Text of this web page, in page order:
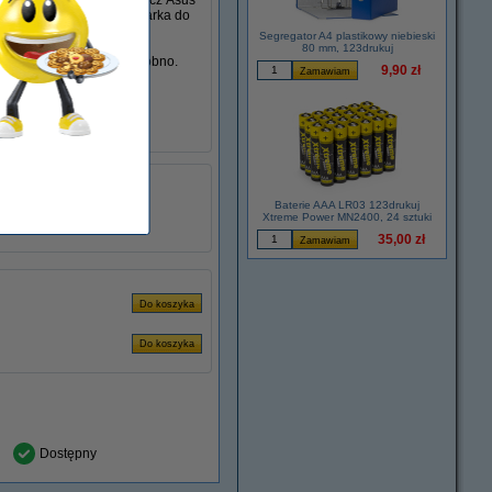
jak i dodatkowa ładowarka do
możesz zamówić go osobno.
Dostępny
Segregator A4 plastikowy niebieski
80 mm, 123drukuj
9,90 zł
Baterie AAA LR03 123drukuj
Xtreme Power MN2400, 24 sztuki
35,00 zł